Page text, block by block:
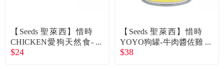
【Seeds 聖萊西】惜時
CHICKEN愛狗天然食-
雞肉+起司70g
$24
【Seeds 聖萊西】惜時
YOYO狗罐-牛肉醬佐雞
肉起司375g
$38